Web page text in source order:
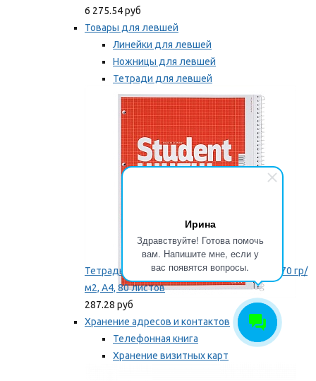
Ирина
Здравствуйте! Готова помочь
вам. Напишите мне, если у
вас появятся вопросы.
6 275.54 руб
Товары для левшей
Линейки для левшей
Ножницы для левшей
Тетради для левшей
Точилки для левшей
Мы рекомендуем
Тетрадь для левши Brunnen, на пружине, 70 гр/
м2, А4, 80 листов
287.28 руб
Хранение адресов и контактов
Телефонная книга
Хранение визитных карт